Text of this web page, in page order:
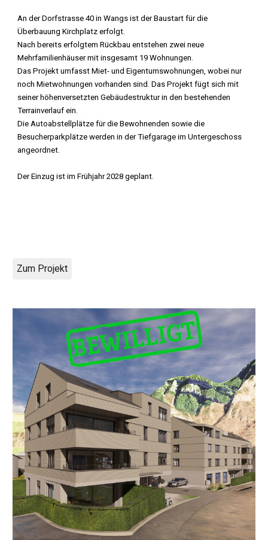
An der Dorfstrasse 40 in Wangs ist der Baustart für die
Überbauung Kirchplatz erfolgt.
Nach bereits erfolgtem Rückbau entstehen zwei neue
Mehrfamilienhäuser mit insgesamt 19 Wohnungen.
Das Projekt umfasst Miet- und Eigentumswohnungen, wobei nur
noch Mietwohnungen vorhanden sind. Das Projekt fügt sich mit
seiner höhenversetzten Gebäudestruktur in den bestehenden
Terrainverlauf ein.
Die Autoabstellplätze für die Bewohnenden sowie die
Besucherparkplätze werden in der Tiefgarage im Untergeschoss
angeordnet.
Der Einzug ist im Frühjahr 2028 geplant.
Zum Projekt